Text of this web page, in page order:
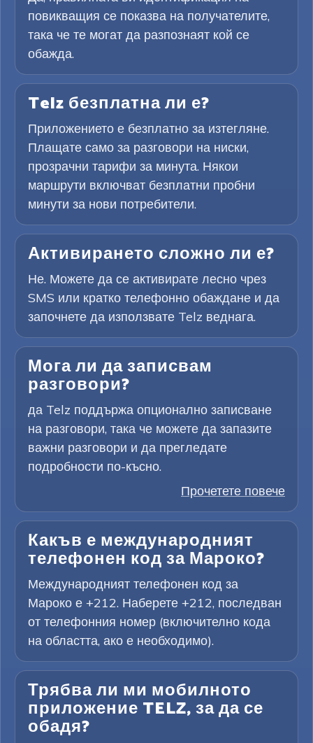
повикващия се показва на получателите,
така че те могат да разпознаят кой се
обажда.
Telz безплатна ли е?
Приложението е безплатно за изтегляне.
Плащате само за разговори на ниски,
прозрачни тарифи за минута. Някои
маршрути включват безплатни пробни
минути за нови потребители.
Активирането сложно ли е?
Не. Можете да се активирате лесно чрез
SMS или кратко телефонно обаждане и да
започнете да използвате Telz веднага.
Мога ли да записвам
разговори?
да Telz поддържа опционално записване
на разговори, така че можете да запазите
важни разговори и да прегледате
подробности по-късно.
Прочетете повече
Какъв е международният
телефонен код за Мароко?
Международният телефонен код за
Мароко е +212. Наберете +212, последван
от телефонния номер (включително кода
на областта, ако е необходимо).
Трябва ли ми мобилното
приложение TELZ, за да се
обадя?